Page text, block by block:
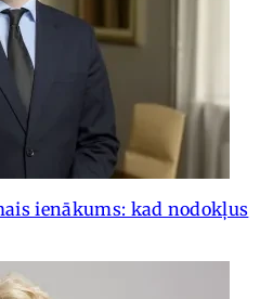
ienākums: kad nodokļus